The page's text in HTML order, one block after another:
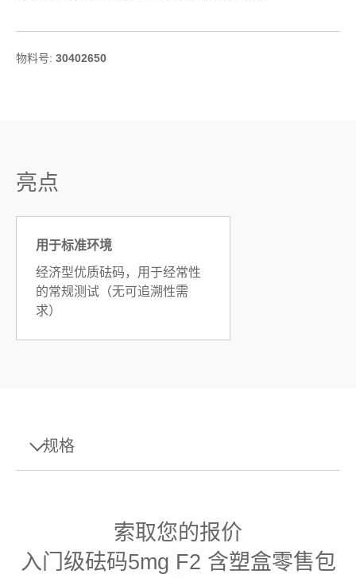
物料号: 30402650
亮点
用于标准环境
经济型优质砝码，用于经常性
的常规测试（无可追溯性需
求）
规格
数据表
密度p 7950 (± 140) kg/m3
索取您的报价
入门级砝码5mg F2 含塑盒零售包